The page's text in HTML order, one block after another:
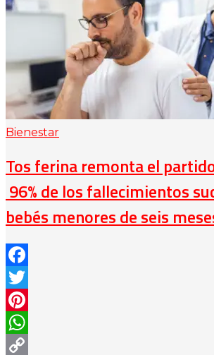
Bienestar
Tos ferina remonta el
96% de los fallecimientos
bebés menores de seis
Facebook
Twitter
Pinterest
WhatsApp